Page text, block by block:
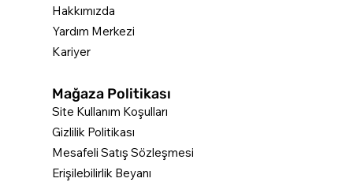
Mağaza Politikası
Site Kullanım Koşulları
Gizlilik Politikası
Mesafeli Satış Sözleşmesi
Erişilebilirlik Beyanı
Hakkımızda
Yardım Merkezi
Kariyer